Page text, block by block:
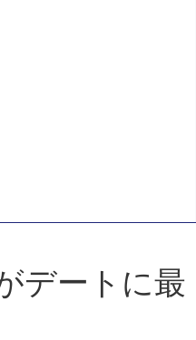
デートに最